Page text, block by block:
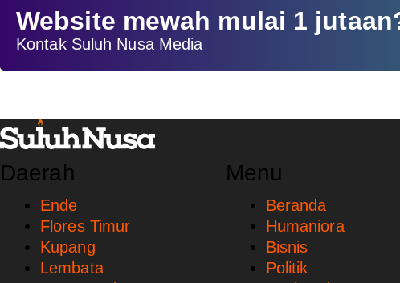
Website mewah mulai 1
Kontak Suluh Nusa Media
Daerah
Ende
Flores Timur
Kupang
Lembata
Menu
Beranda
Humaniora
Bisnis
Politik